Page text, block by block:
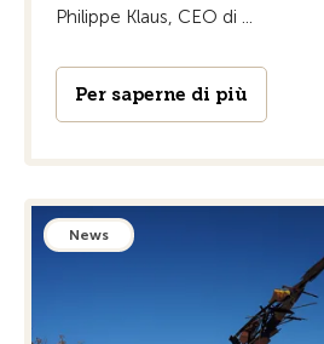
Philippe Klaus, CEO di ...
Per saperne di più
News